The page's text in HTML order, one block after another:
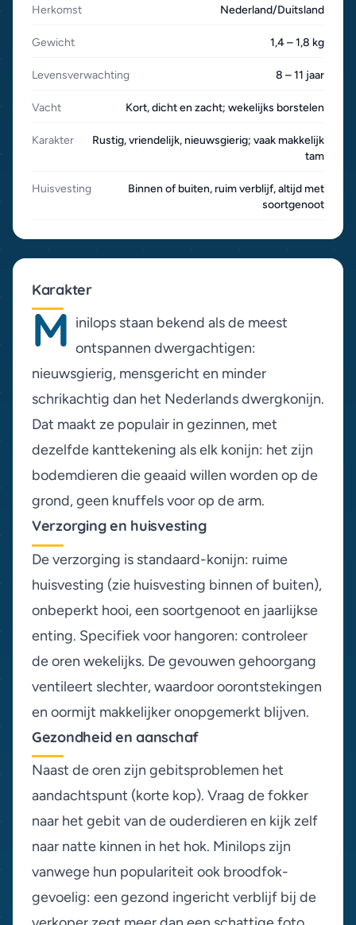
Herkomst Nederland/Duitsland
Gewicht 1,4 – 1,8 kg
Levensverwachting 8 – 11 jaar
Vacht Kort, dicht en zacht; wekelijks borstelen
Karakter
Rustig, vriendelijk, nieuwsgierig; vaak makkelijk
tam
Huisvesting
Binnen of buiten, ruim verblijf, altijd met
soortgenoot
Karakter
M inilops staan bekend als de meest
ontspannen dwergachtigen:
nieuwsgierig, mensgericht en minder
schrikachtig dan het Nederlands dwergkonijn.
Dat maakt ze populair in gezinnen, met
dezelfde kanttekening als elk konijn: het zijn
bodemdieren die geaaid willen worden op de
grond, geen knuffels voor op de arm.
Verzorging en huisvesting
De verzorging is standaard-konijn: ruime
huisvesting (zie huisvesting binnen of buiten),
onbeperkt hooi, een soortgenoot en jaarlijkse
enting. Specifiek voor hangoren: controleer
de oren wekelijks. De gevouwen gehoorgang
ventileert slechter, waardoor oorontstekingen
en oormijt makkelijker onopgemerkt blijven.
Gezondheid en aanschaf
Naast de oren zijn gebitsproblemen het
aandachtspunt (korte kop). Vraag de fokker
naar het gebit van de ouderdieren en kijk zelf
naar natte kinnen in het hok. Minilops zijn
vanwege hun populariteit ook broodfok-
gevoelig: een gezond ingericht verblijf bij de